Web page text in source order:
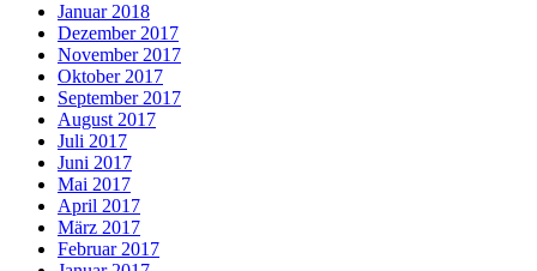
Januar 2018
Dezember 2017
November 2017
Oktober 2017
September 2017
August 2017
Juli 2017
Juni 2017
Mai 2017
April 2017
März 2017
Februar 2017